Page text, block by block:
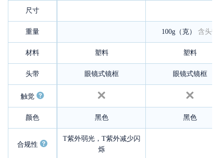
尺寸
重量 100g（克） 含头带
材料 塑料 塑料
头带 眼镜式镜框 眼镜式镜框
触觉
颜色 黑色 黑色
合规性
T紫外弱光，T紫外减少闪
烁